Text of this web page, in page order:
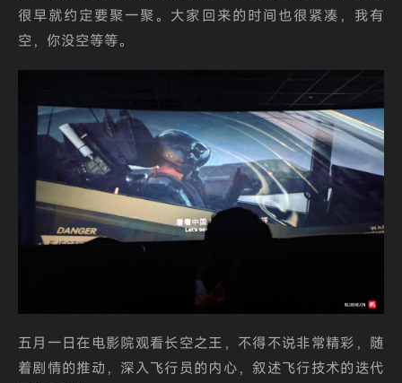
很早就约定要聚一聚。大家回来的时间也很紧凑，我有
空，你没空等等。
五月一日在电影院观看长空之王，不得不说非常精彩，随
着剧情的推动，深入飞行员的内心，叙述飞行技术的迭代